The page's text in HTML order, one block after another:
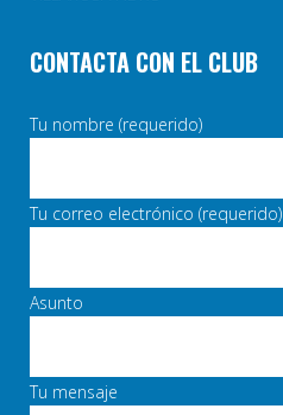
CONTACTA CON EL CLUB
Tu nombre (requerido)
Tu correo electrónico (requerido)
Asunto
Tu mensaje